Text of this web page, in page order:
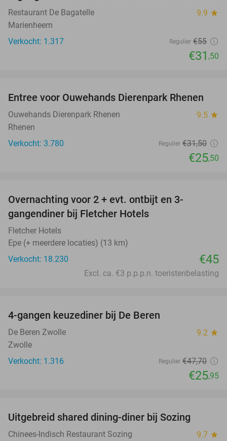
Restaurant De Bagatelle 9.9 star
Marienheem
Verkocht: 1.317
Regulier €55
€31 ,50
19%
Entree voor Ouwehands Dierenpark Rhenen
Ouwehands Dierenpark Rhenen 9.5 star
Rhenen
Verkocht: 3.780
Regulier €31,50
€25,50
Overnachting voor 2 + evt. ontbijt en 3-
gangendiner bij Fletcher Hotels
Fletcher Hotels
Epe (+ meerdere locaties) (13 km)
Verkocht: 18.230
€45
Excl. ca. €3 p.p.p.n. toeristenbelasting
4-gangen keuzediner bij De Beren
De Beren Zwolle 9.2 star
Zwolle
Verkocht: 1.316
Regulier €47,70
€25,95
Uitgebreid shared dining-diner bij Sozing
Chinees-Indisch Restaurant Sozing 9.7 star